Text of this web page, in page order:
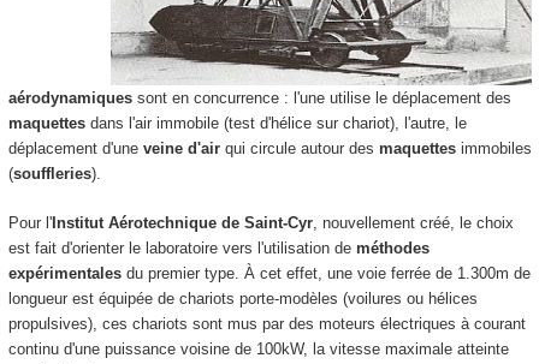
aérodynamiques sont en concurrence : l'une utilise le déplacement des
maquettesdans l'air immobile (test d'hélice sur chariot), l'autre, le
déplacement d'uneveine d'airqui circule autour des maquettesimmobiles
(souffleries).
Pour l'Institut Aérotechnique de Saint-Cyr, nouvellement créé, le choix
est fait d'orienter le laboratoire vers l'utilisation de méthodes
expérimentalesdu premier type. À cet effet, une voie ferrée de 1.300m de
longueur est équipée de chariots porte-modèles (voilures ou hélices
propulsives), ces chariots sont mus par des moteurs électriques à courant
continu d'une puissance voisine de 100kW, la vitesse maximale atteinte